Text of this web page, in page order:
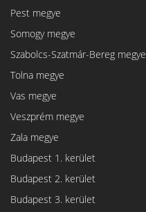
Pest megye
Somogy megye
Szabolcs-Szatmár-Bereg megye
Tolna megye
Vas megye
Veszprém megye
Zala megye
Budapest 1. kerület
Budapest 2. kerület
Budapest 3. kerület